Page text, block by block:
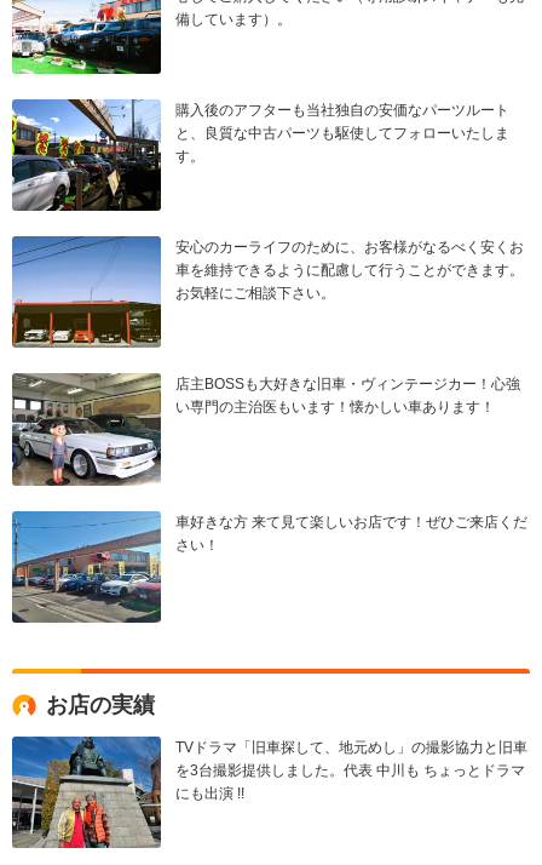
備しています）。
購入後のアフターも当社独自の安価なパーツルート
と、良質な中古パーツも駆使してフォローいたしま
す。
安心のカーライフのために、お客様がなるべく安くお
車を維持できるように配慮して行うことができます。
お気軽にご相談下さい。
店主BOSSも大好きな旧車・ヴィンテージカー！心強
い専門の主治医もいます！懐かしい車あります！
車好きな方 来て見て楽しいお店です！ぜひご来店くだ
さい！
お店の実績
TVドラマ「旧車探して、地元めし」の撮影協力と旧車
を3台撮影提供しました。代表 中川も ちょっとドラマ
にも出演 !!